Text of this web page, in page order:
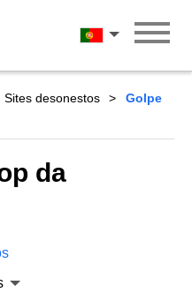
Português
Sites desonestos
Golpe
da